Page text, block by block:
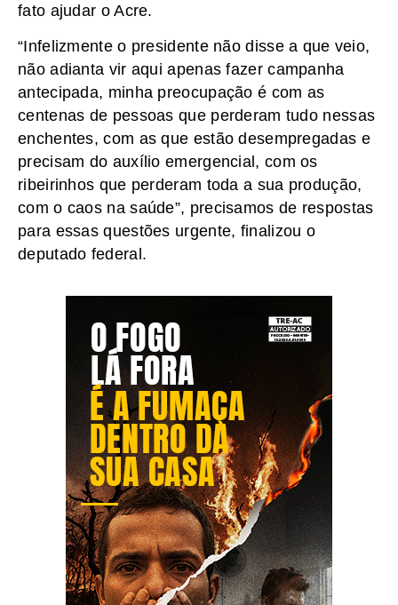
fato ajudar o Acre.
“Infelizmente o presidente não disse a que veio,
não adianta vir aqui apenas fazer campanha
antecipada, minha preocupação é com as
centenas de pessoas que perderam tudo nessas
enchentes, com as que estão desempregadas e
precisam do auxílio emergencial, com os
ribeirinhos que perderam toda a sua produção,
com o caos na saúde”, precisamos de respostas
para essas questões urgente, finalizou o
deputado federal.